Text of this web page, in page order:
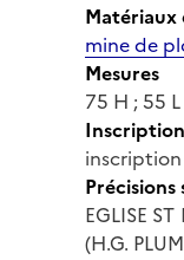
mine de
Mesures
75 H ; 55 L
inscription
EGLISE
(H.G.